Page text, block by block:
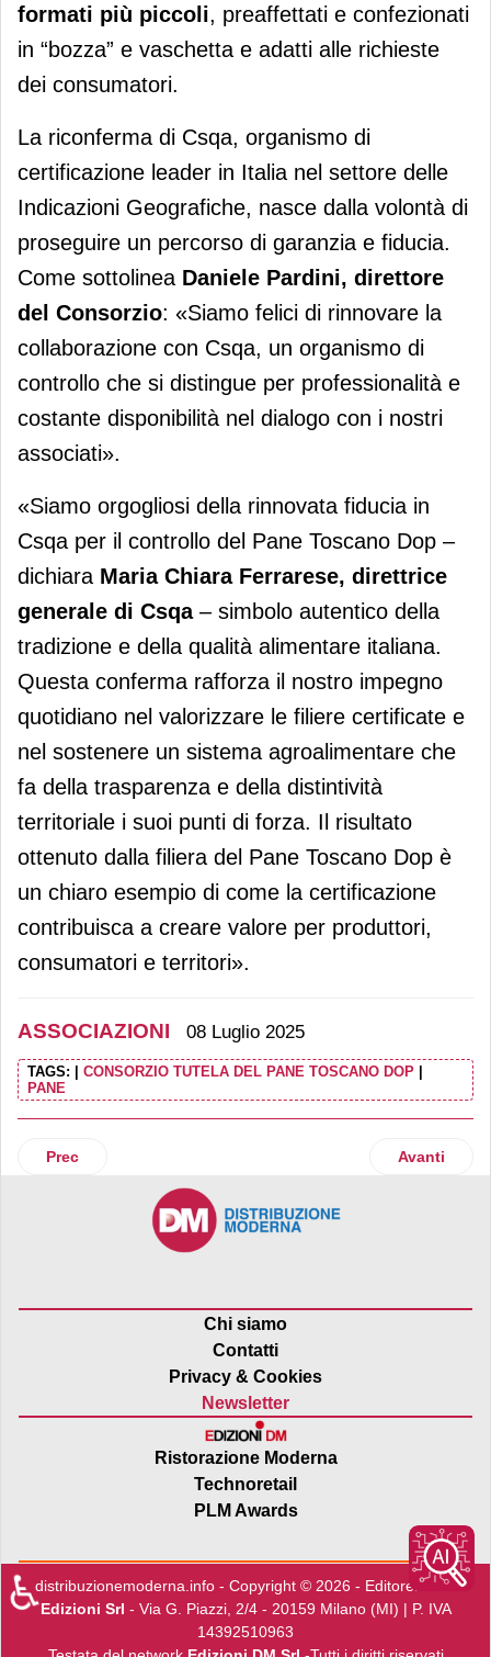
formati più piccoli, preaffettati e confezionati
in “bozza” e vaschetta e adatti alle richieste
dei consumatori.
La riconferma di Csqa, organismo di
certificazione leader in Italia nel settore delle
Indicazioni Geografiche, nasce dalla volontà di
proseguire un percorso di garanzia e fiducia.
Come sottolinea Daniele Pardini, direttore
del Consorzio: «Siamo felici di rinnovare la
collaborazione con Csqa, un organismo di
controllo che si distingue per professionalità e
costante disponibilità nel dialogo con i nostri
associati».
«Siamo orgogliosi della rinnovata fiducia in
Csqa per il controllo del Pane Toscano Dop –
dichiara Maria Chiara Ferrarese, direttrice
generale di Csqa– simbolo autentico della
tradizione e della qualità alimentare italiana.
Questa conferma rafforza il nostro impegno
quotidiano nel valorizzare le filiere certificate e
nel sostenere un sistema agroalimentare che
fa della trasparenza e della distintività
territoriale i suoi punti di forza. Il risultato
ottenuto dalla filiera del Pane Toscano Dop è
un chiaro esempio di come la certificazione
contribuisca a creare valore per produttori,
consumatori e territori».
ASSOCIAZIONI 08 Luglio 2025
TAGS: CONSORZIO TUTELA DEL PANE TOSCANO DOP
PANE
Articolo precedente: Italmopa, volumi in crescita e buona
Prec Articolo
Avanti
Chi siamo
Contatti
Privacy & Cookies
Newsletter
Ristorazione Moderna
Technoretail
PLM Awards
distribuzionemoderna.info - Copyright © 2026 - Editore:Edra
Edizioni Srl - Via G. Piazzi, 2/4 - 20159 Milano (MI) | P. IVA
14392510963